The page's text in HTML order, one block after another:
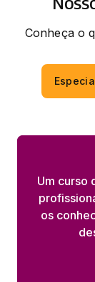
Conheça o
Um curso
os